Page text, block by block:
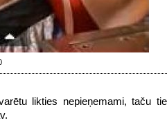
likties nepieņemami, taču